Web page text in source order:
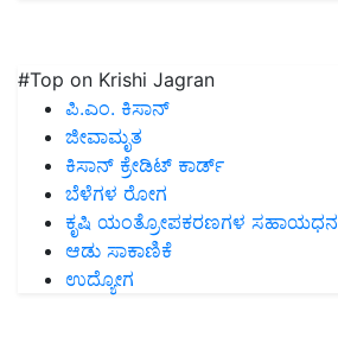
#Top on Krishi Jagran
ಪಿ.ಎಂ. ಕಿಸಾನ್
ಜೀವಾಮೃತ
ಕಿಸಾನ್ ಕ್ರೇಡಿಟ್ ಕಾರ್ಡ್
ಬೆಳೆಗಳ ರೋಗ
ಕೃಷಿ ಯಂತ್ರೋಪಕರಣಗಳ ಸಹಾಯಧನ
ಆಡು ಸಾಕಾಣಿಕೆ
ಉದ್ಯೋಗ